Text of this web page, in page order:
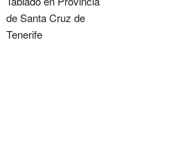
de Santa Cruz de
Tenerife